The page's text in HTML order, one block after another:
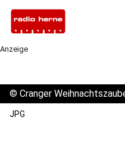
Anzeige
© Cranger
JPG